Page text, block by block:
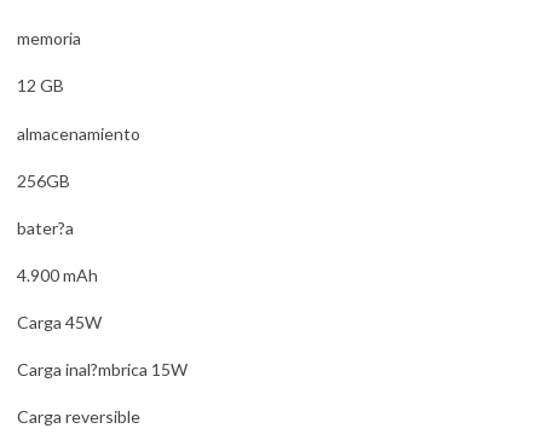
memoria
12 GB
almacenamiento
256GB
bater?a
4.900 mAh
Carga 45W
Carga inal?mbrica 15W
Carga reversible